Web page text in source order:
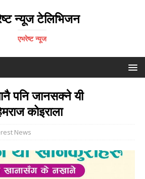
न्यूज टेलिभिजन
एभरेष्ट न्यूज
पनि जानसक्ने यी
कोइराला
News